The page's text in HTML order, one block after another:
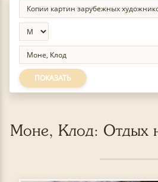
ПОКАЗАТЬ
Моне, Клод: Отдых